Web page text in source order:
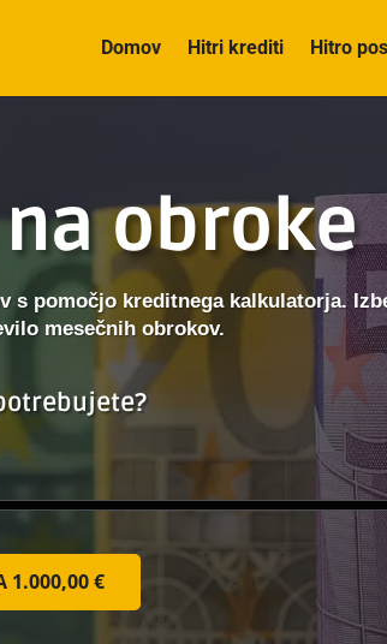
Domov Hitri krediti Hitro
obroke
pomočjo kreditnega kalkulatorja.
mesečnih obrokov.
1.000,00 €